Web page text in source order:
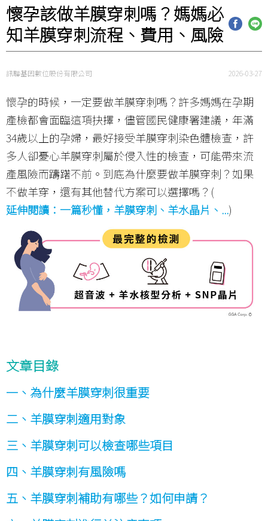
懷孕該做羊膜穿刺嗎？媽媽必
知羊膜穿刺流程、費用、風險
訊聯基因數位股份有限公司 2026-03-27
懷孕的時候，一定要做羊膜穿刺嗎？許多媽媽在孕期
產檢都會面臨這項抉擇，儘管國民健康署建議，年滿
34歲以上的孕婦，最好接受羊膜穿刺染色體檢查，許
多人卻憂心羊膜穿刺屬於侵入性的檢查，可能帶來流
產風險而躊躇不前。到底為什麼要做羊膜穿刺？如果
不做羊穿，還有其他替代方案可以選擇嗎？(
延伸閱讀：一篇秒懂，羊膜穿刺、羊水晶片、...)
文章目錄
一、為什麼羊膜穿刺很重要
二、羊膜穿刺適用對象
三、羊膜穿刺可以檢查哪些項目
四、羊膜穿刺有風險嗎
五、羊膜穿刺補助有哪些？如何申請？